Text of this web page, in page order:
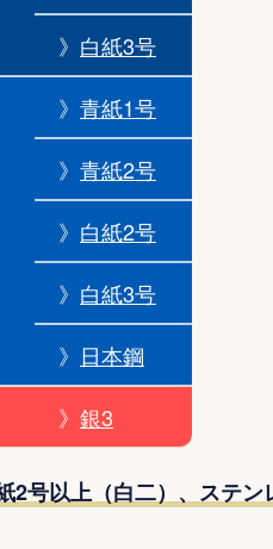
》 白紙3号
》 青紙1号
》 青紙2号
》 白紙2号
》 白紙3号
》 日本鋼
》 銀3
2号以上（白二）、ステン